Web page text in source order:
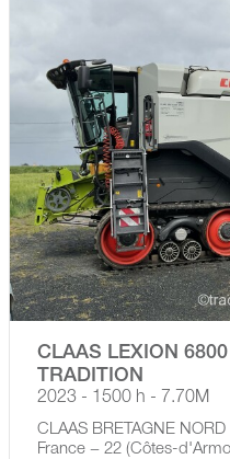
CLAAS LEXION 6800
TRADITION
2023 - 1500 h - 7.70M
CLAAS BRETAGNE NORD
France − 22 (Côtes-